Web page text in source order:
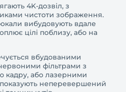
4K-дозвіл, з
чистоти зображення.
вибудовують вдале
цілі поблизу, або на
вбудованими
фільтрами з
кадру, або лазерними
показують неперевершений